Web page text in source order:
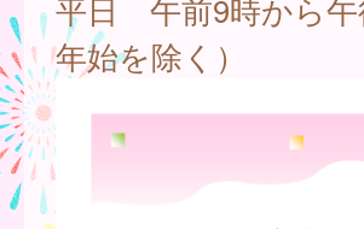
平日 午前9時から午
年始を除く）